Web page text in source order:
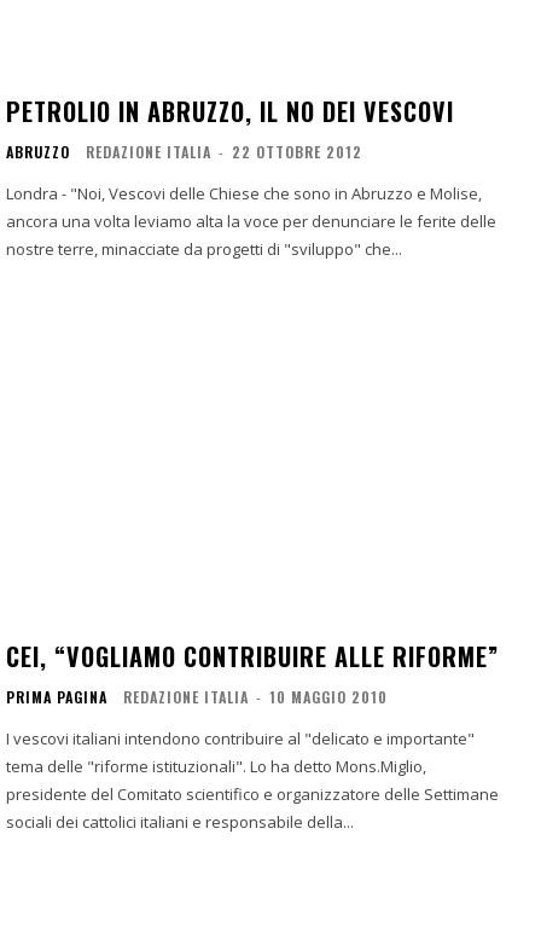
PETROLIO IN ABRUZZO, IL NO DEI VESCOVI
ABRUZZO REDAZIONE ITALIA - 22 OTTOBRE 2012
Londra - "Noi, Vescovi delle Chiese che sono in Abruzzo e Molise,
ancora una volta leviamo alta la voce per denunciare le ferite delle
nostre terre, minacciate da progetti di "sviluppo" che...
CEI, “VOGLIAMO CONTRIBUIRE ALLE RIFORME”
PRIMA PAGINA REDAZIONE ITALIA - 10 MAGGIO 2010
I vescovi italiani intendono contribuire al "delicato e importante"
tema delle "riforme istituzionali". Lo ha detto Mons.Miglio,
presidente del Comitato scientifico e organizzatore delle Settimane
sociali dei cattolici italiani e responsabile della...